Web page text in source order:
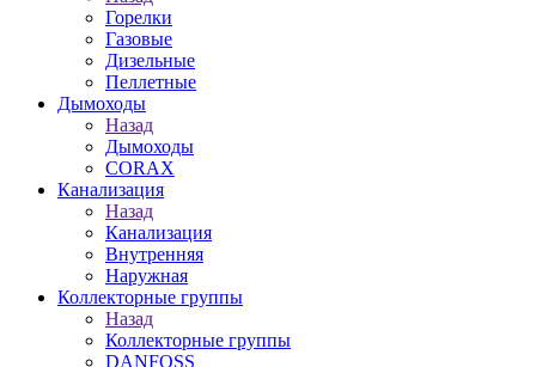
Горелки
Газовые
Дизельные
Пеллетные
Дымоходы
Назад
Дымоходы
CORAX
Канализация
Назад
Канализация
Внутренняя
Наружная
Коллекторные группы
Назад
Коллекторные группы
DANFOSS